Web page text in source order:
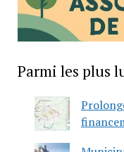
Parmi les plus